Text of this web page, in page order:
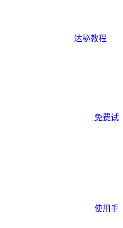
达秘教程
免费试
使用手